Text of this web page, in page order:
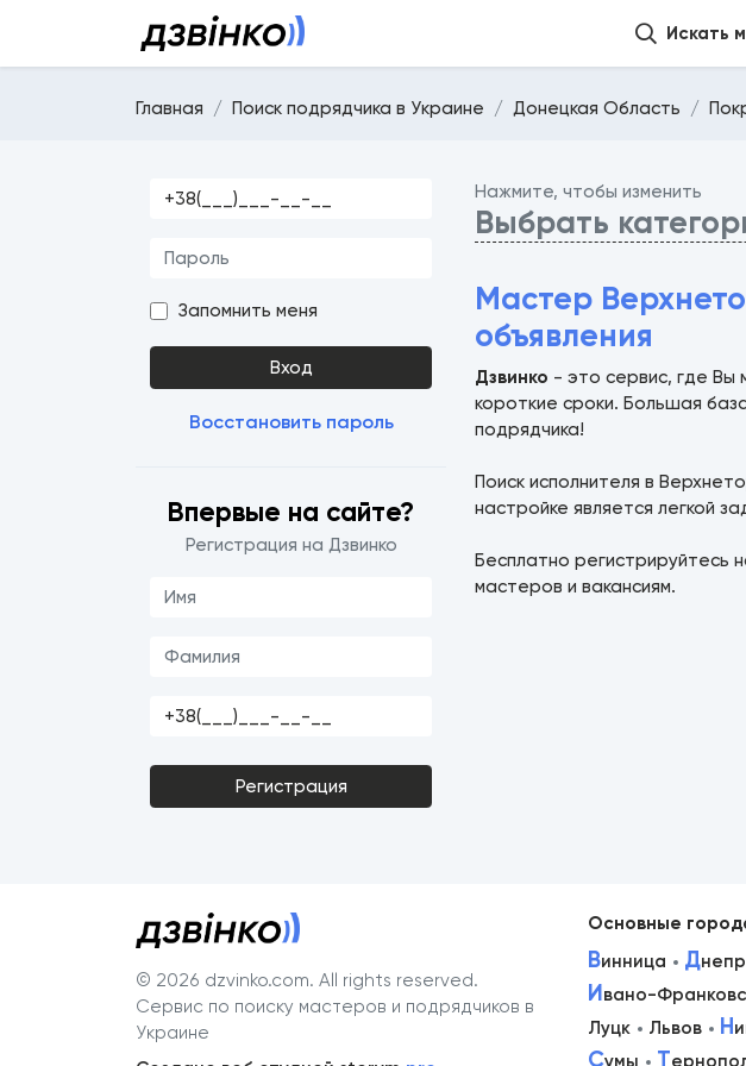
Искать
Главная Поиск подрядчика в Украине Донецкая Область
Запомнить меня
Вход
Восстановить пароль
Впервые на сайте?
Регистрация на Дзвинко
Регистрация
Нажмите, чтобы изменить
Выбрать
Мастер
объявления
Дзвинко - это сервис, где Вы
короткие сроки. Большая
подрядчика!
Поиск исполнителя в
настройке является легкой
Бесплатно регистрируйтесь
мастеров и вакансиям.
© 2026 dzvinko.com. All rights reserved.
Сервис по поиску мастеров и подрядчиков в
Украине
Основные
Винница Днепр
Ивано-
Луцк
Львов Н
С Т